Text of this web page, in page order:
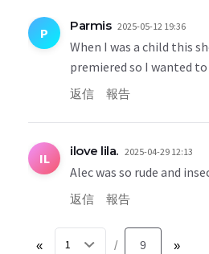
P Parmis 2025-05-12 19:36
When I was a child this
premiered so I wanted
返信 報告
IL ilove lila. 2025-04-29 12:13
Alec was so rude and
返信 報告
« / 9 »